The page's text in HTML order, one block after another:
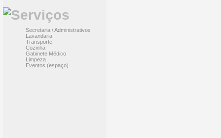
Secretaria / Administrativos
Lavandaria
Transporte
Cozinha
Gabinete Médico
Limpeza
Eventos (espaço)